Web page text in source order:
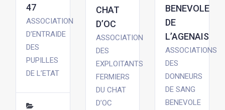
CHAT
D’OC
ASSOCIATION
DES
EXPLOITANTS
FERMIERS
DU CHAT
D’OC
BENEVOLE
DE
L’AGENAIS
ASSOCIATIONS
DES
DONNEURS
DE SANG
BENEVOLE
47
ASSOCIATION
D’ENTRAIDE
DES
PUPILLES
DE L’ETAT